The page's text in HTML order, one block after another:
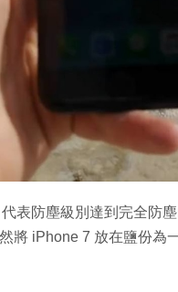
表防塵級別達到完全防
將 iPhone 7 放在鹽份為